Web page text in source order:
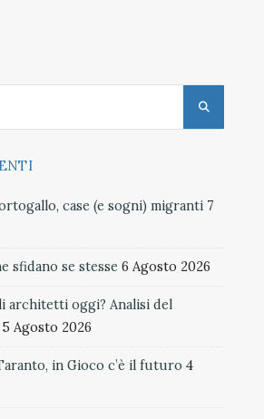
case (e sogni) migranti 7
sfidano se stesse 6 Agosto 2026
architetti oggi? Analisi del
5 Agosto 2026
in Gioco c’è il futuro 4